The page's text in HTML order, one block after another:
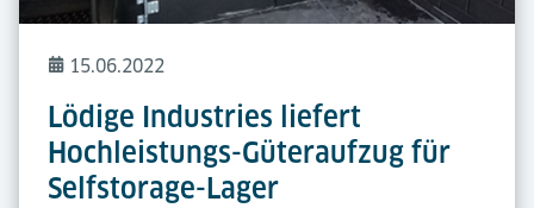
15.06.2022
Lödige Industries liefert
Hochleistungs-Güteraufzug für
Selfstorage-Lager